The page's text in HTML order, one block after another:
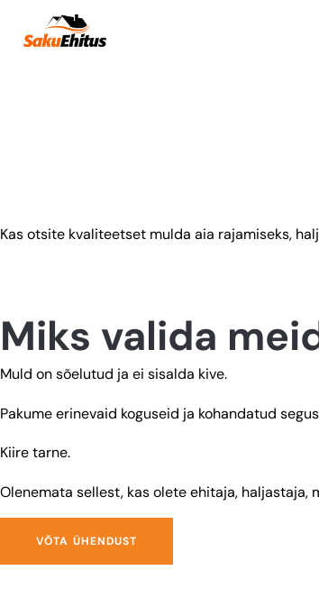
Kas otsite kvaliteetset mulda aia rajamiseks,
Miks valida
Muld on sõelutud ja ei sisalda kive.
Pakume erinevaid koguseid ja kohandatud
Kiire tarne.
Olenemata sellest, kas olete ehitaja,
VÕTA ÜHENDUST